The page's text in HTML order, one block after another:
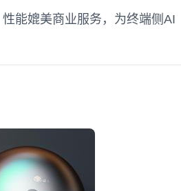
能媲美商业服务，为终端侧AI